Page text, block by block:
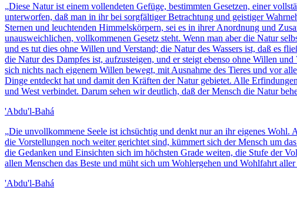
„Diese Natur ist einem vollendeten Gefüge, bestimmten Gesetzen, einer
unterworfen, daß man in ihr bei sorgfältiger Betrachtung und geistiger
Sternen und leuchtenden Himmelskörpern, sei es in ihrer Anordnung und
unausweichlichen, vollkommenen Gesetz steht. Wenn man aber die Natur
und es tut dies ohne Willen und Verstand; die Natur des Wassers ist, daß es
die Natur des Dampfes ist, aufzusteigen, und er steigt ebenso ohne Willen
sich nichts nach eigenem Willen bewegt, mit Ausnahme des Tieres und vor
Dinge entdeckt hat und damit den Kräften der Natur gebietet. Alle
und West verbindet. Darum sehen wir deutlich, daß der Mensch die Natur
'Abdu'l-Bahá
„Die unvollkommene Seele ist ichsüchtig und denkt nur an ihr eigenes
die Vorstellungen noch weiter gerichtet sind, kümmert sich der Mensch um
die Gedanken und Einsichten sich im höchsten Grade weiten, die Stufe der
allen Menschen das Beste und müht sich um Wohlergehen und Wohlfahrt
'Abdu'l-Bahá